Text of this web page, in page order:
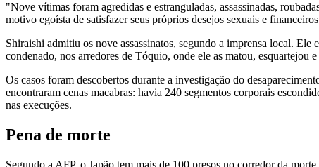
"Nove vítimas foram agredidas e estranguladas, assassinadas,
motivo egoísta de satisfazer seus próprios desejos sexuais e
Shiraishi admitiu os nove assassinatos, segundo a imprensa local.
condenado, nos arredores de Tóquio, onde ele as matou, esquartejou
Os casos foram descobertos durante a investigação do
encontraram cenas macabras: havia 240 segmentos corporais
nas execuções.
Pena de morte